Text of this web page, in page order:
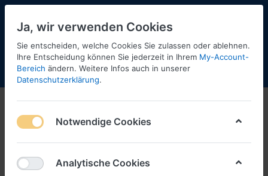
Menü Anmelden Shopaktualisierung
Ja, wir verwenden Cookies
Sie entscheiden, welche Cookies Sie zulassen oder ablehnen.
Ihre Entscheidung können Sie jederzeit in Ihrem My-Account-
Bereich ändern. Weitere Infos auch in unserer
Datenschutzerklärung.
Notwendige Cookies
Analytische Cookies